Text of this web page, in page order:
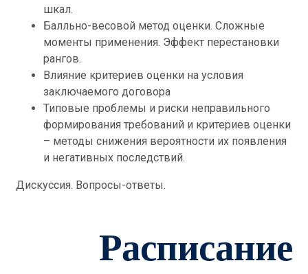
шкал.
Балльно-весовой метод оценки. Сложные
моменты применения. Эффект перестановки
рангов.
Влияние критериев оценки на условия
заключаемого договора
Типовые проблемы и риски неправильного
формирования требований и критериев оценки
– методы снижения вероятности их появления
и негативных последствий.
Дискуссия. Вопросы-ответы.
Расписание